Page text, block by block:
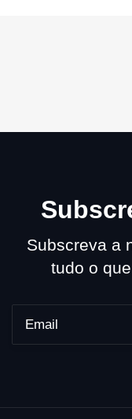
Subscreva a
tudo o